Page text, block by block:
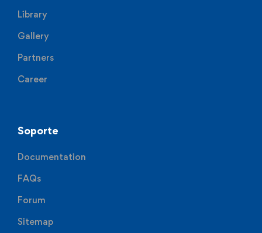
Library
Gallery
Partners
Career
Soporte
Documentation
FAQs
Forum
Sitemap